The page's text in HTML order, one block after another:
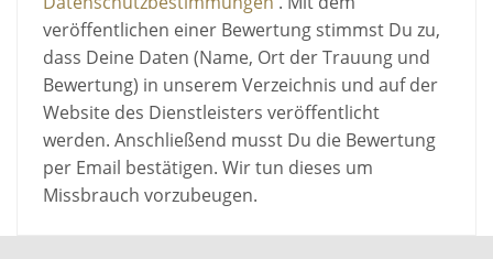
veröffentlichen einer Bewertung stimmst Du zu,
dass Deine Daten (Name, Ort der Trauung und
Bewertung) in unserem Verzeichnis und auf der
Website des Dienstleisters veröffentlicht
werden. Anschließend musst Du die Bewertung
per Email bestätigen. Wir tun dieses um
Missbrauch vorzubeugen.